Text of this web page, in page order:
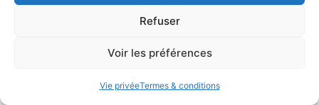
Refuser
Voir les préférences
Vie privéeTermes & conditions
visible.be